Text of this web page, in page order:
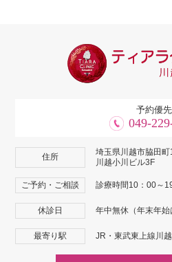
予約優先
049-
住所
埼玉県川越市脇田町
川越小川ビル3F
ご予約・ご相談 診療時間10：00～
休診日 年中無休（年末年始
最寄り駅 JR・東武東上線川